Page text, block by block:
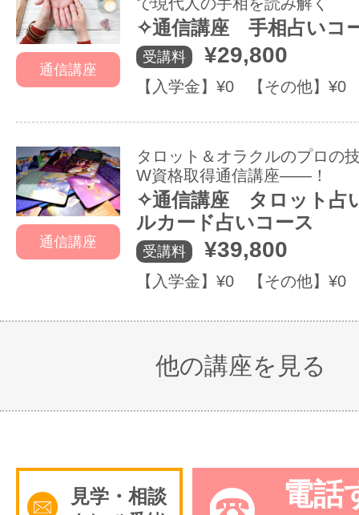
通信講座
で現代人の手相を読み解く
✧通信講座 手相占いコ
受講料 ¥29,800
【入学金】¥0 【その他】¥0
通信講座
タロット＆オラクルのプロの
W資格取得通信講座――！
✧通信講座 タロット占
ルカード占いコース
受講料 ¥39,800
【入学金】¥0 【その他】¥0
他の講座を見る
見学・相談 電話